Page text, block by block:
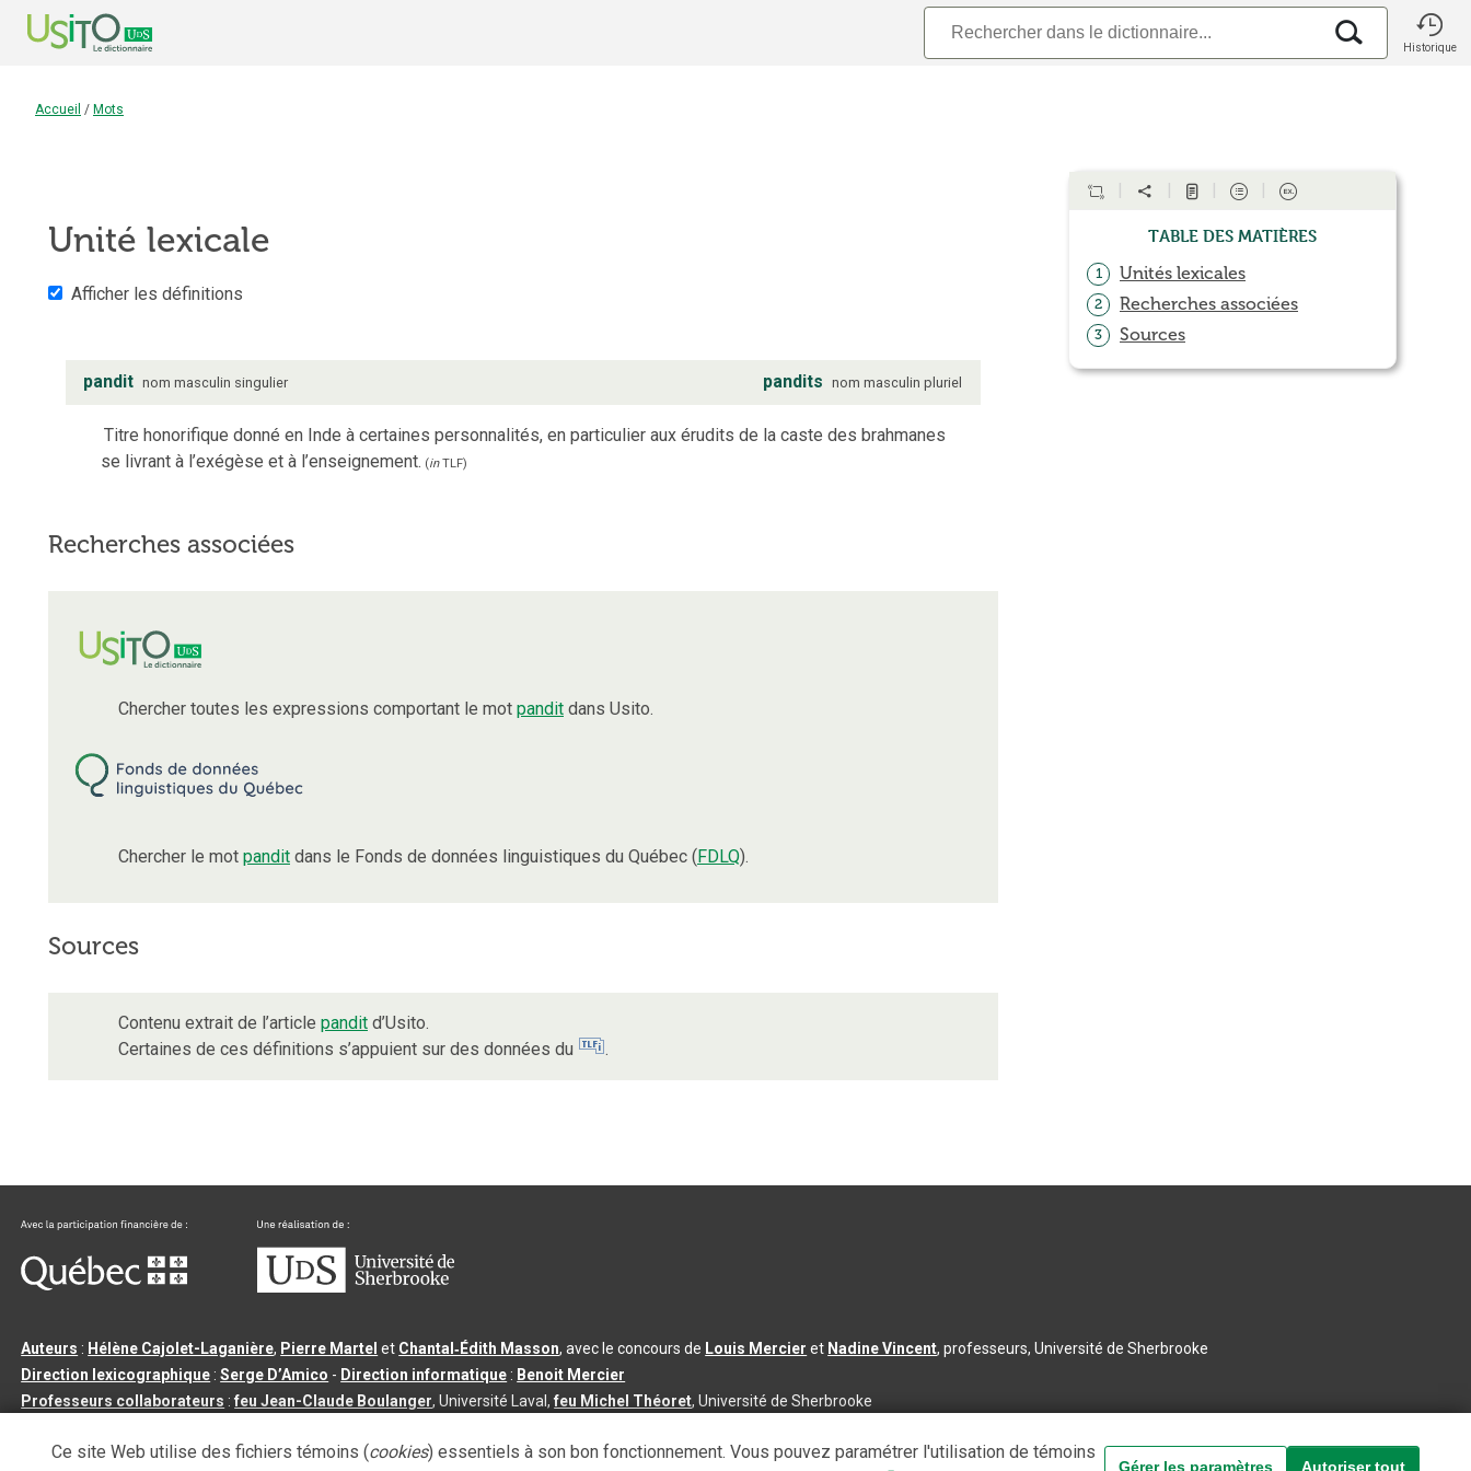
Historique
Accueil / Mots
Unité lexicale
Afficher les définitions
pandit nom masculin singulier pandits nom masculin pluriel
Titre honorifique donné en Inde à certaines personnalités, en particulier aux érudits de la caste des brahmanes
se livrant à l’exégèse et à l’enseignement. (inTLF)
Recherches associées
Chercher toutes les expressions comportant le mot pandit dans Usito.
Chercher le mot pandit dans le Fonds de données linguistiques du Québec (FDLQ).
Sources
Contenu extrait de l’article pandit d’Usito.
Certaines de ces définitions s’appuient sur des données du
.
Table des matières
1 Unités lexicales
2 Recherches associées
3 Sources
Auteurs : Hélène Cajolet-Laganière, Pierre Martel et Chantal‑Édith Masson, avec le concours de Louis Mercier et Nadine Vincent, professeurs, Université de Sherbrooke
Direction lexicographique :Serge D’Amico - Direction informatique : Benoit Mercier
Professeurs collaborateurs :feu Jean-Claude Boulanger, Université Laval,feu Michel Théoret, Université de Sherbrooke
Tous droits réservés©Université de Sherbrooke |3.2.2- Dernière mise à jour du contenu :2026-08-03
Ce site Web utilise des fichiers témoins (cookies) essentiels à son bon fonctionnement. Vous pouvez paramétrer l'utilisation de témoins
Gérer les paramètres Autoriser tout